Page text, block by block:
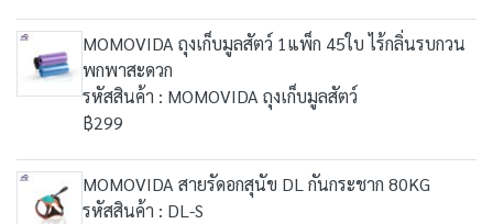
MOMOVIDA ถุงเก็บมูลสัตว์ 1แพ็ก 45ใบ ไร้กลิ่นรบกวน
พกพาสะดวก
รหัสสินค้า : MOMOVIDA ถุงเก็บมูลสัตว์
฿299
MOMOVIDA สายรัดอกสุนัข DL กันกระชาก 80KG
รหัสสินค้า : DL-S